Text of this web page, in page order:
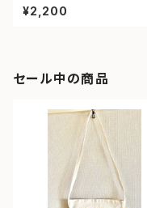
¥2,200
セール中の商品